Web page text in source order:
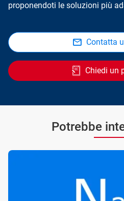
proponendoti le soluzioni più
Contatta
Chiedi un
Potrebbe